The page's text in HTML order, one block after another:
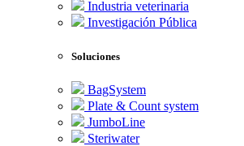
Industria veterinaria
Investigación Pública
Soluciones
BagSystem
Plate & Count system
JumboLine
Steriwater